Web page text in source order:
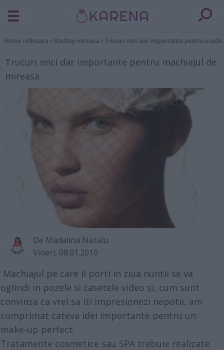
Home › Mireasa › Machiaj mireasa › Trucuri mici dar importante pentru
Trucuri mici dar importante pentru machiajul de
mireasa
De Madalina Nazalu
Vineri, 08.01.2010
Machiajul pe care il porti in ziua nuntii se va
oglindi in pozele si casetele video si, cum sunt
convinsa ca vrei sa iti impresionezi nepotii, am
comprimat cateva idei importante pentru un
make-up perfect.
Tratamente cosmetice sau SPA trebuie realizate